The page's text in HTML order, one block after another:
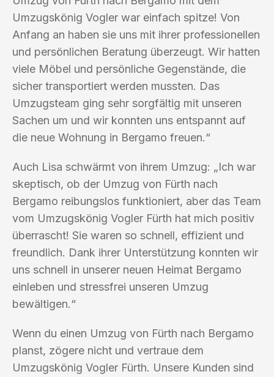
Umzugskönig Vogler war einfach spitze! Von
Anfang an haben sie uns mit ihrer professionellen
und persönlichen Beratung überzeugt. Wir hatten
viele Möbel und persönliche Gegenstände, die
sicher transportiert werden mussten. Das
Umzugsteam ging sehr sorgfältig mit unseren
Sachen um und wir konnten uns entspannt auf
die neue Wohnung in Bergamo freuen.“
Auch Lisa schwärmt von ihrem Umzug: „Ich war
skeptisch, ob der Umzug von Fürth nach
Bergamo reibungslos funktioniert, aber das Team
vom Umzugskönig Vogler Fürth hat mich positiv
überrascht! Sie waren so schnell, effizient und
freundlich. Dank ihrer Unterstützung konnten wir
uns schnell in unserer neuen Heimat Bergamo
einleben und stressfrei unseren Umzug
bewältigen.“
Wenn du einen Umzug von Fürth nach Bergamo
planst, zögere nicht und vertraue dem
Umzugskönig Vogler Fürth. Unsere Kunden sind